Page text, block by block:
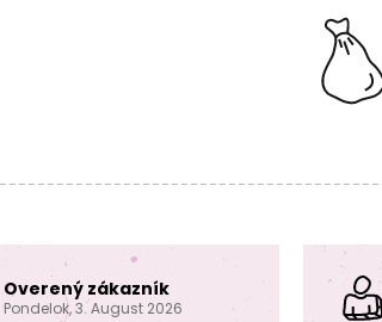
Overený zákazník
Pondelok, 3. August 2026